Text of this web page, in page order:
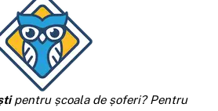
pentru școala de șoferi? Pentru